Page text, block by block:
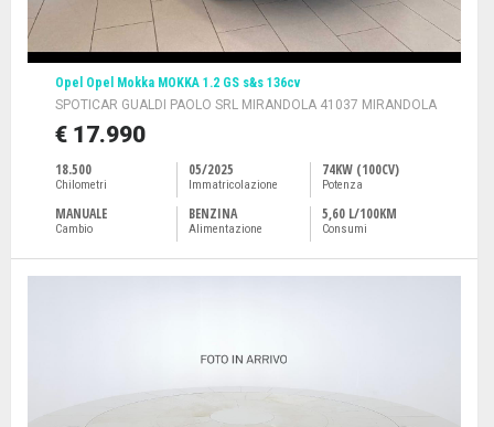
Opel Opel Mokka MOKKA 1.2 GS s&s 136cv
SPOTICAR GUALDI PAOLO SRL MIRANDOLA 41037 MIRANDOLA
€ 17.990
18.500
Chilometri
05/2025
Immatricolazione
74KW (100CV)
Potenza
MANUALE
Cambio
BENZINA
Alimentazione
5,60 L/100KM
Consumi